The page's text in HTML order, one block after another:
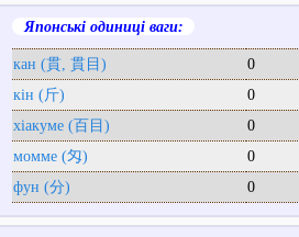
Японські одиниці ваги:
кан (貫, 貫目)
0
кін (斤)
0
хіакуме (百目)
0
момме (匁)
0
фун (分)
0